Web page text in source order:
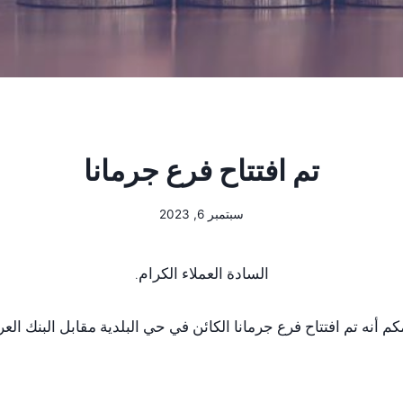
تم افتتاح فرع جرمانا
سبتمبر 6, 2023
السادة العملاء الكرام.
أنه تم افتتاح فرع جرمانا الكائن في حي البلدية مقابل البنك